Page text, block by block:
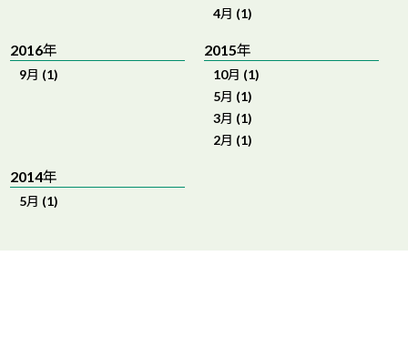
4月 (1)
2016年
9月 (1)
2015年
10月 (1)
5月 (1)
3月 (1)
2月 (1)
2014年
5月 (1)